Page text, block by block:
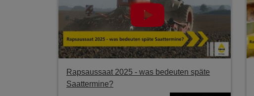
Rapsaussaat 2025 - was bedeuten späte
Saattermine?